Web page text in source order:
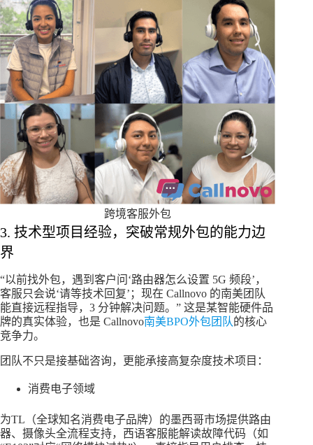
跨境客服外包
3. 技术型项目经验，突破常规外包的能力边
界​
“以前找外包，遇到客户问‘路由器怎么设置 5G 频段’，
客服只会说‘请等技术回复’；现在 Callnovo 的南美团队
能直接远程指导，3 分钟解决问题。” 这是某智能硬件品
牌的真实体验，也是 Callnovo南美BPO外包团队的核心
竞争力。
团队不只是接基础咨询，更能承接高复杂度技术项目：
消费电子领域
为TL（全球知名消费电子品牌）的墨西哥市场提供路由
器、摄像头全流程支持，西语客服能解读故障代码（如